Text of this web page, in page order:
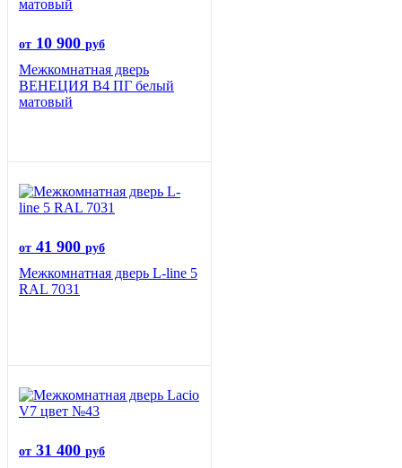
от 10 900 руб
Межкомнатная дверь
ВЕНЕЦИЯ B4 ПГ белый
матовый
от 41 900 руб
Межкомнатная дверь L-line 5
RAL 7031
от 31 400 руб